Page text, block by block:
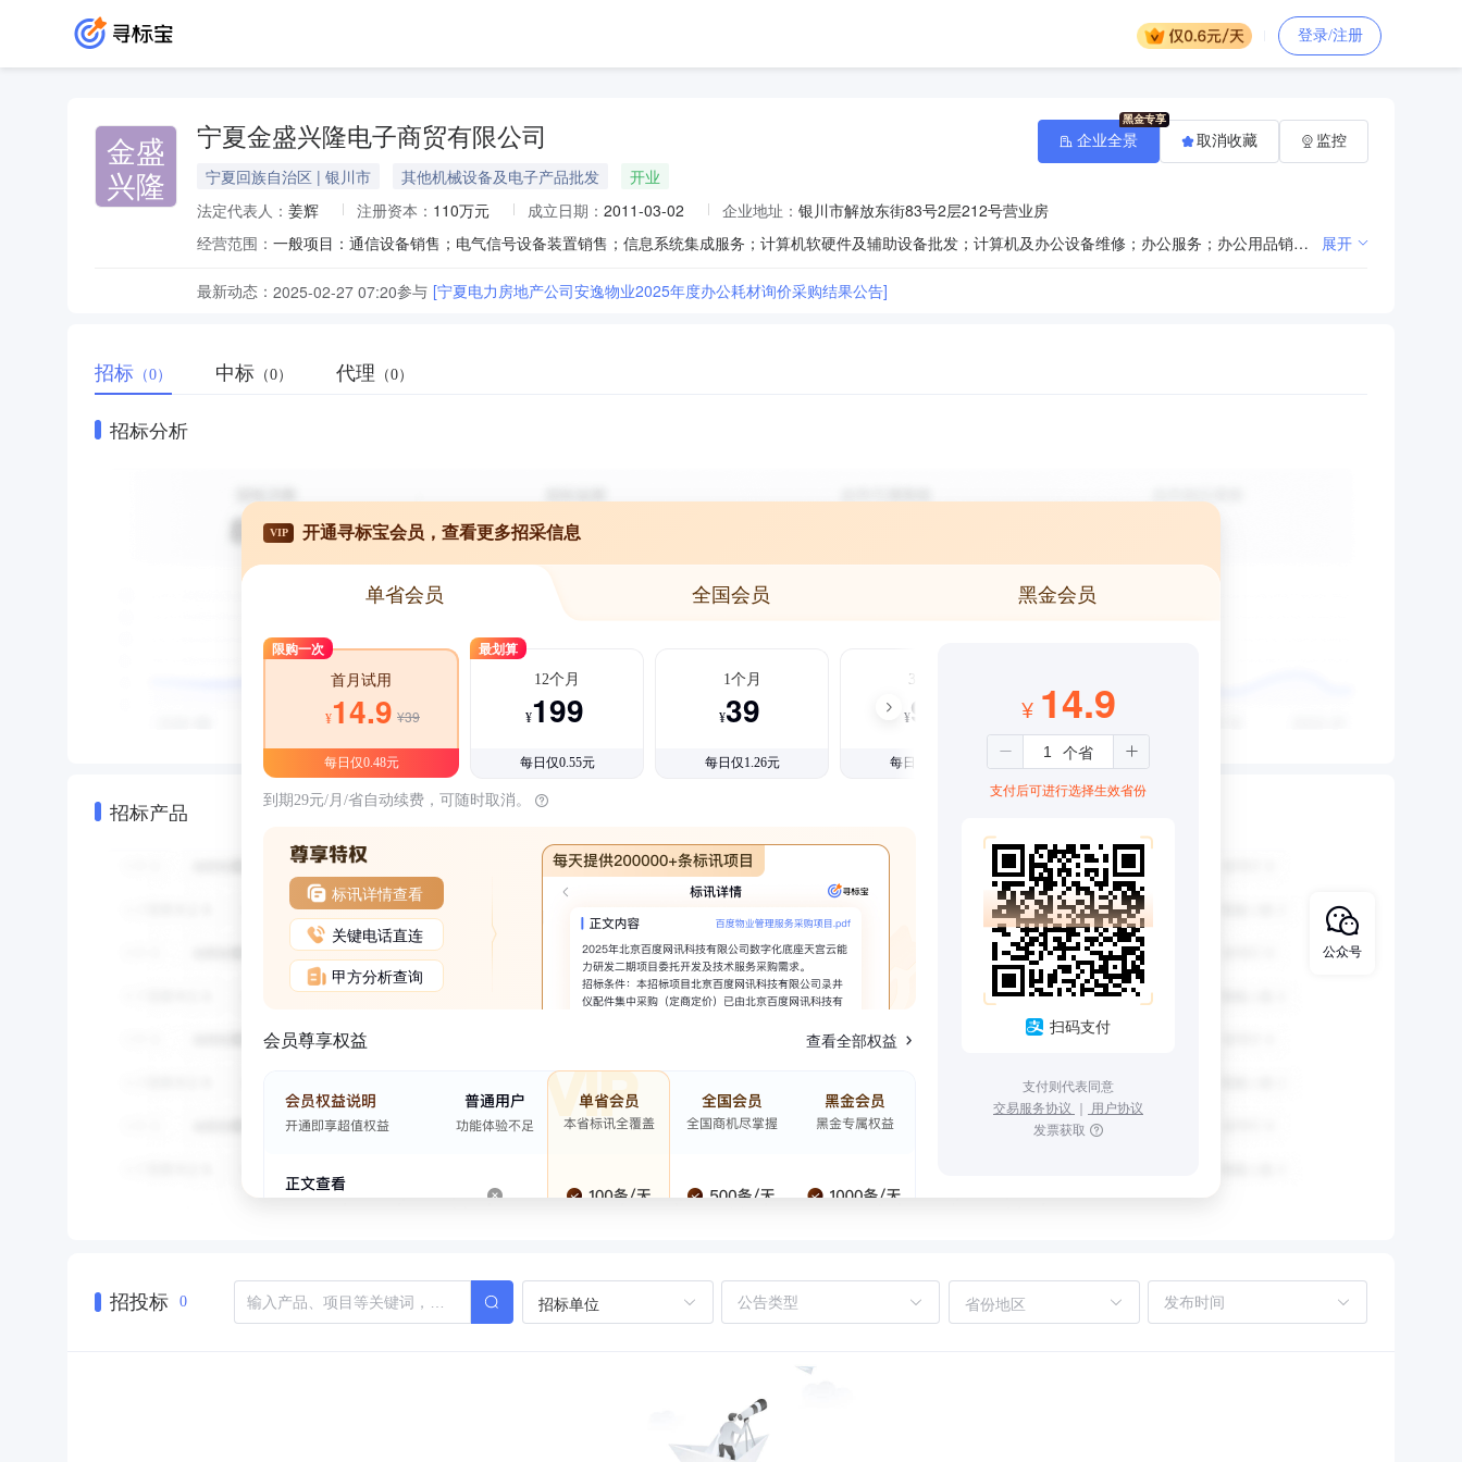
登录/注册
金盛
兴隆
宁夏金盛兴隆电子商贸有限公司
宁夏回族自治区 | 银川市 其他机械设备及电子产品批发
开业
法定代表人： 姜辉 注册资本： 110万元 成立日期： 2011-03-02 企业地址： 银川市解放东街83号2层212号营业房
经营范围：
一般项目：通信设备销售；电气信号设备装置销售；信息系统集成服务；计算机软硬件及辅助设备批发；计算机及办公设备维修；办公服务；办公用品销售；五金产品批发；仪器仪表销售；普通机械设备安装服务；机械设备销售；电子、机械设备维护（不含特种设备）；网络与信息安全软件开发；网络设备销售；广告制作；绘图、计算及测量仪器销售；家具销售。（除依法须经批准的项目外，凭营业执照依法自主开展经营活动） 展开
最新动态： 2025-02-27 07:20参与 [宁夏电力房地产公司安逸物业2025年度办公耗材询价采购结果公告]
企业全景 取消收藏 监控
招标 （0） 中标 （0） 代理 （0）
招标分析
招标产品
VIP 开通寻标宝会员，查看更多招采信息
单省会员 全国会员 黑金会员
限购一次
首月试用
¥14.9 ¥39
每日仅0.48元
最划算
12个月
¥199
每日仅0.55元
1个月
¥39
每日仅1.26元
3个月
¥99
每日仅1.08元
到期29元/月/省自动续费，可随时取消。
标讯详情查看
关键电话直连
甲方分析查询
会员尊享权益 查看全部权益
¥ 14.9
支付后可进行选择生效省份
扫码支付
支付则代表同意
交易服务协议 ｜ 用户协议
发票获取
招投标 0 招标单位 省份地区
公众号